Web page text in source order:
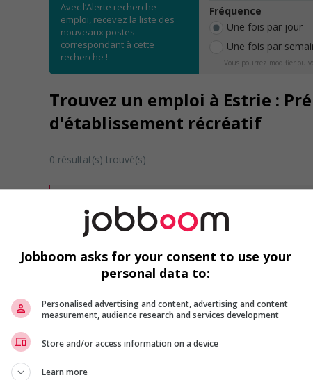
Avec l’Alerte recherche-
emploi, recevez la liste des
nouveaux postes
correspondant à cette
recherche !
Fréquence
Une fois par jour
Une fois par
Vous pourrez modifier ou
Trouvez un emploi à Estrie :
d'établissement récréatif
0 résultat(s) trouvé(s)
Désolé, cette recherche n'a produit aucun
Veuillez faire une nouvelle recherche.
Vous pouvez en tout temps utiliser nos outils
ou chercher un poste selon votre profil
inscrivantcomme membre Jobboom.
Jobboom asks for your consent to use your
personal data to:
Personalised advertising and content, advertising and content
measurement, audience research and services development
Store and/or access information on a device
Learn more